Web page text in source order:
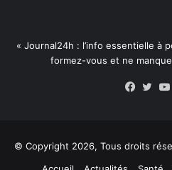
« Journal24h : l’info essentielle à
formez-vous et ne
© Copyright 2026, Tous droits